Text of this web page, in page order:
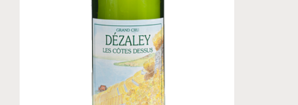
14.70–CHF20.00